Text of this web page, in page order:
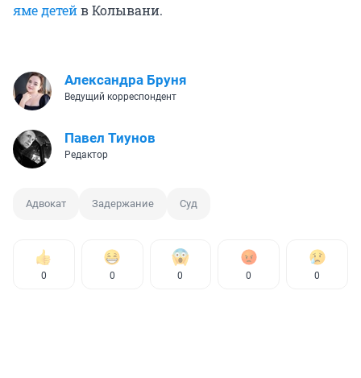
яме детейв Колывани.
Александра Бруня
Ведущий корреспондент
Павел Тиунов
Редактор
Адвокат Задержание Суд
0 0 0 0 0